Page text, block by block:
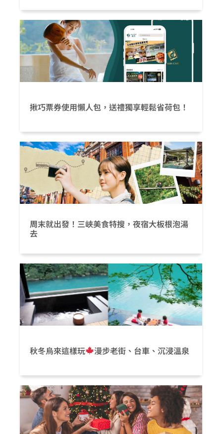
揪巧票券使用懶人包，送禮獨享輕鬆省荷包！
周末就出發！三峽美食特搜，夜宿大板根泡湯
去
秋冬烏來這樣玩 漫步老街、台車、沉浸溫泉